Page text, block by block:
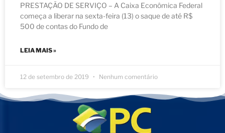
PRESTAÇÃO DE SERVIÇO – A Caixa Econômica Federal
começa a liberar na sexta-feira (13) o saque de até R$
500 de contas do Fundo de
LEIA MAIS »
12 de setembro de 2019 Nenhum comentário